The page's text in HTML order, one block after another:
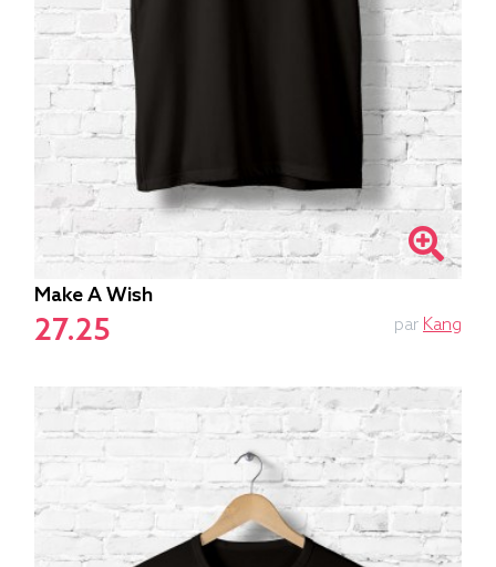
Make A Wish
27.25 par Kang